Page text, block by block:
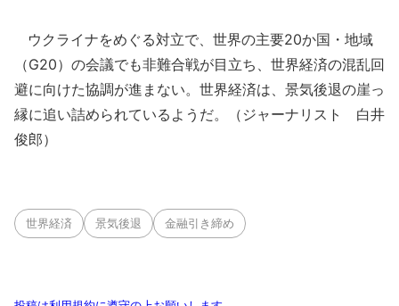
ウクライナをめぐる対立で、世界の主要20か国・地域
（G20）の会議でも非難合戦が目立ち、世界経済の混乱回
避に向けた協調が進まない。世界経済は、景気後退の崖っ
縁に追い詰められているようだ。（ジャーナリスト 白井
俊郎）
世界経済 景気後退 金融引き締め